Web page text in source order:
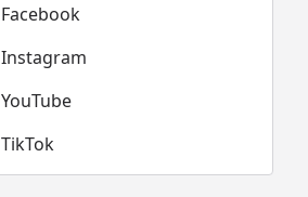
Facebook
Instagram
YouTube
TikTok